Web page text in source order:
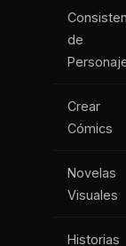
de
Crear
Cómics
Novelas
Visuales
Historias